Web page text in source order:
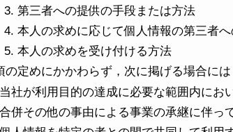
第三者への提供の手段または方法
本人の求めに応じて個人情報の第三者
本人の求めを受け付ける方法
の定めにかかわらず，次に掲げる場合に
当社が利用目的の達成に必要な範囲内にお
合併その他の事由による事業の承継に伴っ